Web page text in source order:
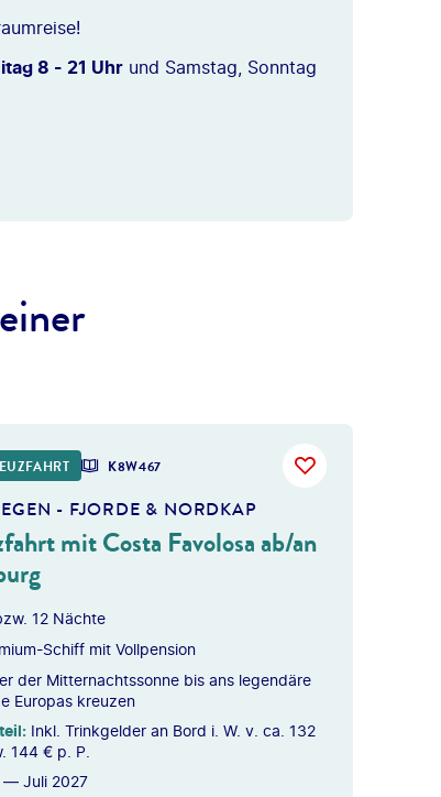
8 - 21 Uhr und Samstag, Sonntag
K8W467
- FJORDE & NORDKAP
mit Costa Favolosa ab/an
12 Nächte
Schiff mit Vollpension
der Mitternachtssonne bis ans legendäre
Europas kreuzen
: Inkl. Trinkgelder an Bord i. W. v. ca. 132
144 € p. P.
— Juli 2027